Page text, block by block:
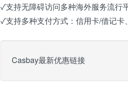
✓支持无障碍访问多种海外服务流行
✓支持多种支付方式：信用卡/借记
Casbay最新优惠链接